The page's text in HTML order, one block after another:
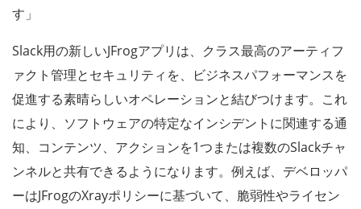
す」
Slack用の新しいJFrogアプリは、クラス最高のアーティフ
ァクト管理とセキュリティを、ビジネスパフォーマンスを
促進する素晴らしいオペレーションと結びつけます。これ
により、ソフトウェアの特定なインシデントに関連する通
知、コンテンツ、アクションを1つまたは複数のSlackチャ
ンネルと共有できるようになります。例えば、デベロッパ
ーはJFrogのXrayポリシーに基づいて、脆弱性やライセン